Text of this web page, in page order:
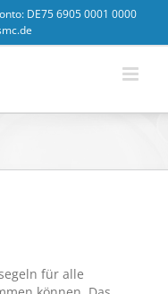
DE75 6905 0001 0000
für alle